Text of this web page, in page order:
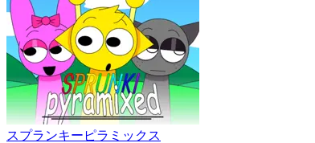
スプランキーピラミックス